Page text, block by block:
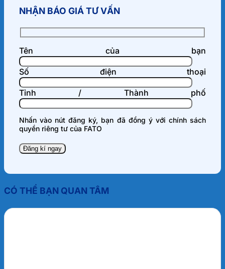
NHẬN BÁO GIÁ TƯ VẤN
Tên của bạn
Số điện thoại
Tỉnh / Thành phố
Nhấn vào nút đăng ký, bạn đã đồng ý với chính sách
quyền riêng tư của FATO
CÓ THỂ BẠN QUAN TÂM